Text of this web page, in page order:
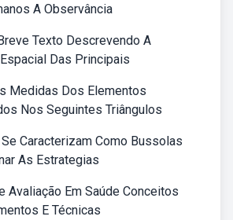
A Observância
Texto Descrevendo A
Das Principais
Medidas Dos Elementos
Nos Seguintes Triângulos
Caracterizam Como Bussolas
As Estrategias
Avaliação Em Saúde Conceitos
E Técnicas